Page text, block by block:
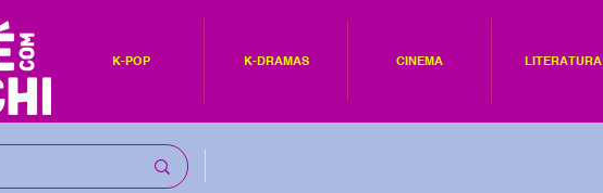
K-POP K-DRAMAS CINEMA LITERATURA